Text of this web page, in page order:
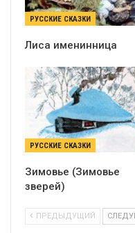
РУССКИЕ СКАЗКИ
Лиса именинница
РУССКИЕ СКАЗКИ
Зимовье (Зимовье
зверей)
ПРЕДЫДУЩИЙ